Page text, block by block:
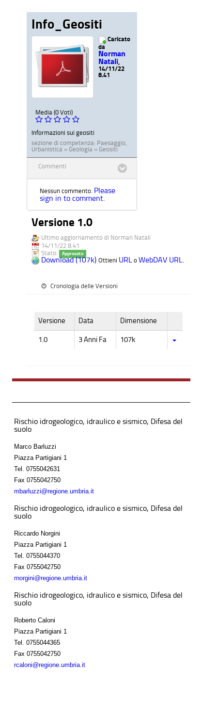
Info_Geositi
Caricato
da
Norman
Natali
14/11/22
8.41
Media (0 Voti)
Informazioni sui geositi
sezione di competenza: Paesaggio,
Urbanistica » Geologia » Geositi
Commenti
Nessun commento. Please
sign in to comment.
Versione 1.0
Ultimo aggiornamento di Norman Natali
14/11/22 8.41
Stato:
Approvato
Download (107k) Ottieni URL o WebDAV URL.
Cronologia delle Versioni
Versione Data Dimensione
1.0 3 Anni Fa 107k
Rischio idrogeologico, idraulico e sismico, Difesa del
suolo
Marco Barluzzi
Piazza Partigiani 1
Tel.
0755042631
Fax 0755042750
mbarluzzi@regione.umbria.it
Rischio idrogeologico, idraulico e sismico, Difesa del
suolo
Riccardo Norgini
Piazza Partigiani 1
Tel.
0755044370
Fax 0755042750
rnorgini@regione.umbria.it
Rischio idrogeologico, idraulico e sismico, Difesa del
suolo
Roberto Caloni
Piazza Partigiani 1
Tel.
0755044365
Fax 0755042750
rcaloni@regione.umbria.it